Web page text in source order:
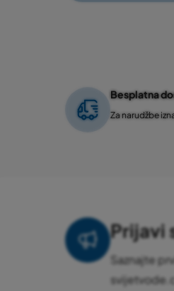
Besplatna
Za narudžbe
Prijavi
Saznajte